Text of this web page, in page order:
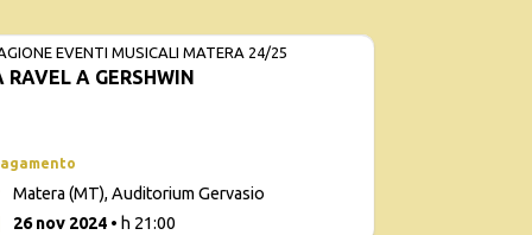
EVENTI MUSICALI MATERA 24/25
RAVEL A GERSHWIN
Matera (MT), Auditorium Gervasio
26 nov 2024• h 21:00